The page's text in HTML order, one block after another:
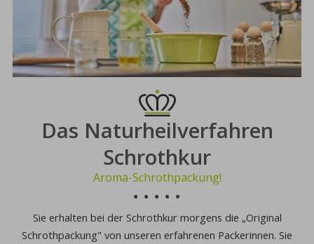
Das Naturheilverfahren
Schrothkur
Aroma-Schrothpackung!
Sie erhalten bei der Schrothkur morgens die „Original
Schrothpackung" von unseren erfahrenen Packerinnen. Sie